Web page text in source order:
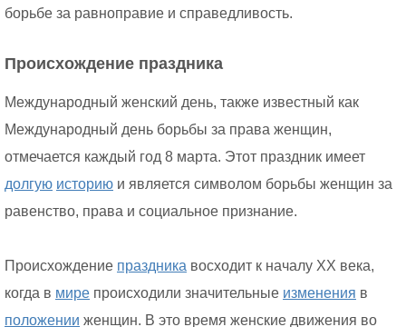
борьбе за равноправие и справедливость.
Происхождение праздника
Международный женский день, также известный как
Международный день борьбы за права женщин,
отмечается каждый год 8 марта. Этот праздник имеет
долгую историю и является символом борьбы женщин за
равенство, права и социальное признание.
Происхождение праздника восходит к началу XX века,
когда в мире происходили значительные изменения в
положении женщин. В это время женские движения во